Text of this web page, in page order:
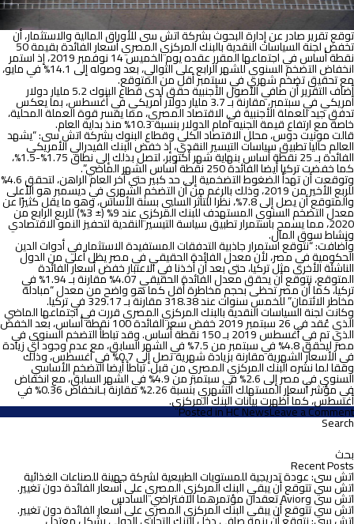
توقع تقرير صادر عن إدارة البحوث بشركة اتش سى للأوراق المالية والاستثمار، أن
تخفض لجنة السياسات النقدية بالبنك المركزي المصري أسعار الفائدة بقيمة 50
نقطة أساس في اجتماعها المقرر عقده يوم الخميس 14 نوفمبر 2019، إذ استمر
انخفاض التضخم السنوي للشهر الرابع على التوالي، بعد وصوله إلى 14.1% في مايو،
مع تحقيق تضخم شهري في سبتمبر أقل من المتوقع.
أضاف التقرير أن صافي الأصول الأجنبية حقق لدى قطاع البنوك 5.2 مليار دولار
أمريكي في سبتمبر، مقارنة بـ 3.7 مليار دولار أمريكي في أغسطس، بما يعكس
تدفق جيد للعملة الأجنبية في الاقتصاد المصري، مما يفسر قوة العملة المحلية،
خاصة مع ارتفاع قيمة الجنيه أمام الدولار بنسبة 10.3% منذ بداية العام.
قالت مونيت دوس، محلل الاقتصاد الكلي وقطاع البنوك بشركة اتش سى: “يشهد
العالم حاليا تطبيق سياسات التيسير النقدي، إذ خفض البنك الفيدرالي الأمريكي
الفائدة بـ 25 نقطة أساس بنهاية شهر أكتوبر، لتصل بذلك إلى نطاق 1.75%-1.5%،
كما خفضت تركيا أيضا الفائدة 250 نقطة أساس الشهر الماضي”.
وتوقعت أن تهدأ الضغوط التضخمية إلى حد كبير حتى آخر العام الراهن، لتحقق 4.6%
للربع الأخير من 2019، وذلك بالرغم من أن التضخم الشهري في ديسمبر هو الأعلى
والمتوقع أن يصل إلى 7.8%، نظرا للتأثر السلبي بسنة الأساس، وهو ما يقل كثيرًا عن
معدل التضخم السنوي المستهدف للبنك المركزي عند 9% (± 3%) للربع الرابع من
2020، مما يسمح باستمرار تطبيق سياسة التيسير النقدية لتحفيز النمو الاقتصادي
ونشاط سوق المال.
وأضافت: “نتوقع استمرار جاذبية التدفقات المستفيدة الاستثمار في أدوات الدين
الحكومية في مصر، لأن معدل الفائدة الحقيقي في مصر يظل أعلى من الدول
الناشئة الأخرى مثل تركيا، حتى بعد أن أخذنا في الاعتبار خفض أسعار الفائدة
المتوقع، نتوقع أن يحقق معدل الفائدة الحقيقي 4.07% مقارنة بـ 1.94% في
تركيا، كما أن مصر تحظى بحجم مخاطرة أقل كما هو واضح من معدل “مبادلة
مخاطر الائتمان” للخمس سنوات عند 318.38 مقارنة بـ 329.17 في تركيا.
وكانت لجنة السياسات النقدية بالبنك المركزي المصري قررت في اجتماعها الماضي
الذي عُقد في 26 سبتمبر 2019 خفض سعر الفائدة 100 نقطة أساس، بعد الخفض
الذي تم في أغسطس 2019 بـ 150 نقطة أساس. وقد تباطأ التضخم السنوي في
مصر ليحقق 4.8% في سبتمبر من 7.5% في الشهر السابق، مع عدم وجود أي زيادة
في الأسعار الشهرية مقارنة بزيادة شهرية تصل إلى 0.7% في أغسطس، وذلك
وفقا لما نشره البنك المركزي المصري من قبل. تباطأ أيضا التضخم الأساسي
السنوي في مصر إلى 2.6% في سبتمبر من 4.9% في الشهر السابق، مع انخفاض
في مؤشر أسعار المستهلك الشهري بنسبة 2.26% مقارنة بـانخفاض 0.36% في
أغسطس، كما أظهرت بيانات البنك المركزي.
Posted inHC NewsLeave a Comment
on
اتش
الفائدة
في
اجتماع
لجنة
Search
البحث
Recent Posts
اتش سى: عودة تدريجية للمستويات الطبيعية لشركة جهينة للصناعات الغذائية
اتش سي تتوقع أن يبقي البنك المركزي المصري على أسعار الفائدة دون تغيير.
اتش سى وAvior تعقدان مؤتمرهما الافتراضي السادس
اتش سي تتوقع أن يبقي البنك المركزي المصري على أسعار الفائدة دون تغيير.